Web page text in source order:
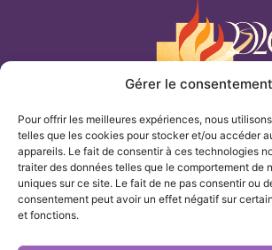
Gérer le consentement
Pour offrir les meilleures expériences, nous
telles que les cookies pour stocker et/ou accéder
appareils. Le fait de consentir à ces technologies
traiter des données telles que le comportement de
uniques sur ce site. Le fait de ne pas consentir ou
consentement peut avoir un effet négatif sur
et fonctions.
ACCUEIL
THÈMES